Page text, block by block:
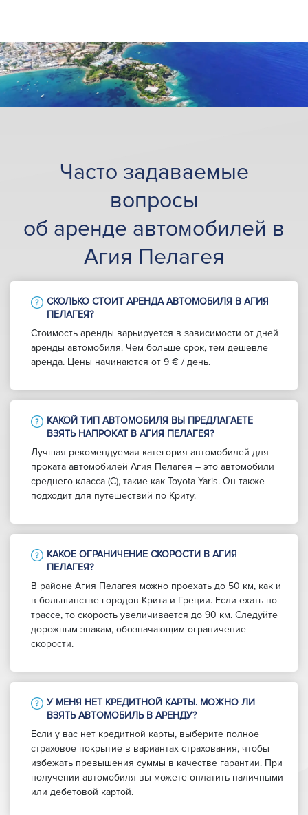
Часто задаваемые
вопросы
об аренде автомобилей в
Агия Пелагея
СКОЛЬКО СТОИТ АРЕНДА АВТОМОБИЛЯ В АГИЯ
ПЕЛАГЕЯ?
Стоимость аренды варьируется в зависимости от дней
аренды автомобиля. Чем больше срок, тем дешевле
аренда. Цены начинаются от 9 € / день.
КАКОЙ ТИП АВТОМОБИЛЯ ВЫ ПРЕДЛАГАЕТЕ
ВЗЯТЬ НАПРОКАТ В АГИЯ ПЕЛАГЕЯ?
Лучшая рекомендуемая категория автомобилей для
проката автомобилей Агия Пелагея – это автомобили
среднего класса (C), такие как Toyota Yaris. Он также
подходит для путешествий по Криту.
КАКОЕ ОГРАНИЧЕНИЕ СКОРОСТИ В АГИЯ
ПЕЛАГЕЯ?
В районе Агия Пелагея можно проехать до 50 км, как и
в большинстве городов Крита и Греции. Если ехать по
трассе, то скорость увеличивается до 90 км. Следуйте
дорожным знакам, обозначающим ограничение
скорости.
У МЕНЯ НЕТ КРЕДИТНОЙ КАРТЫ. МОЖНО ЛИ
ВЗЯТЬ АВТОМОБИЛЬ В АРЕНДУ?
Если у вас нет кредитной карты, выберите полное
страховое покрытие в вариантах страхования, чтобы
избежать превышения суммы в качестве гарантии. При
получении автомобиля вы можете оплатить наличными
или дебетовой картой.